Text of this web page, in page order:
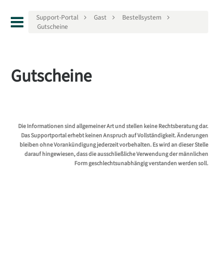
Support-Portal Gast
Bestellsystem
Gutscheine
Gutscheine
Die Informationen sind allgemeiner Art und stellen keine Rechtsberatung dar.
Das Supportportal erhebt keinen Anspruch auf Vollständigkeit. Änderungen
bleiben ohne Vorankündigung jederzeit vorbehalten. Es wird an dieser Stelle
darauf hingewiesen, dass die ausschließliche Verwendung der männlichen
Form geschlechtsunabhängig verstanden werden soll.